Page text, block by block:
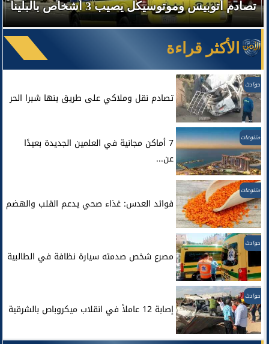
تصادم أتوبيس وموتوسيكل يصيب 3 أشخاص بالبلينا
الأكثر قراءة
حوادث
تصادم نقل وملاكي على طريق بنها شبرا الحر
متنوعات
7 أماكن مجانية في العلمين الجديدة بعيدًا
عن...
متنوعات
فوائد العدس: غذاء صحي يدعم القلب والهضم
حوادث
مصرع شخص صدمته سيارة نظافة في الطالبية
حوادث
إصابة 12 عاملاً في انقلاب ميكروباص بالشرقية